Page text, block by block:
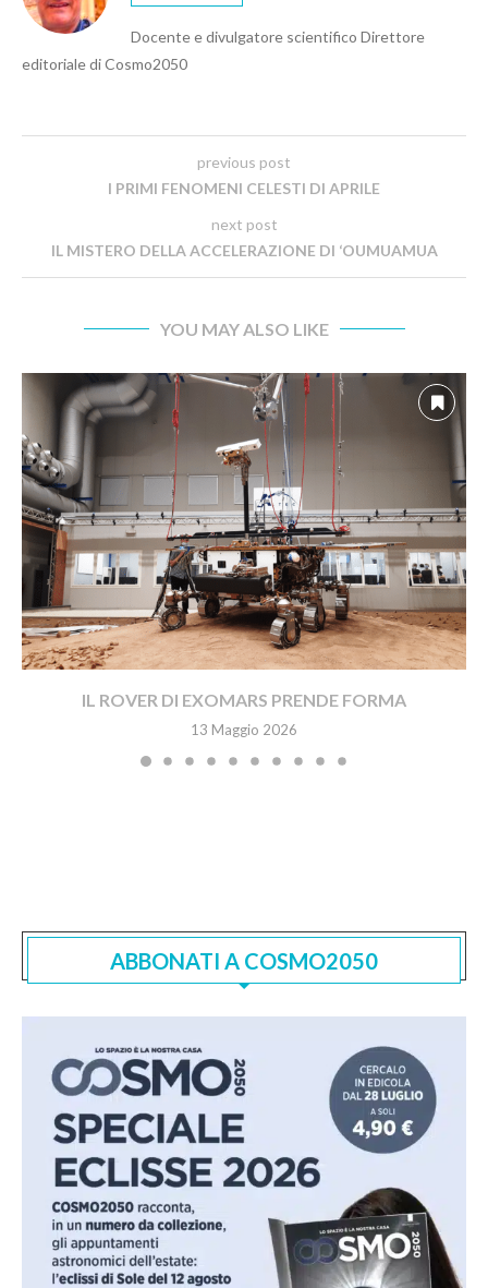
Docente e divulgatore scientifico Direttore
editoriale di Cosmo2050
previous post
I PRIMI FENOMENI CELESTI DI APRILE
next post
IL MISTERO DELLA ACCELERAZIONE DI ‘OUMUAMUA
YOU MAY ALSO LIKE
IL ROVER DI EXOMARS PRENDE FORMA
13 Maggio 2026
ABBONATI A COSMO2050